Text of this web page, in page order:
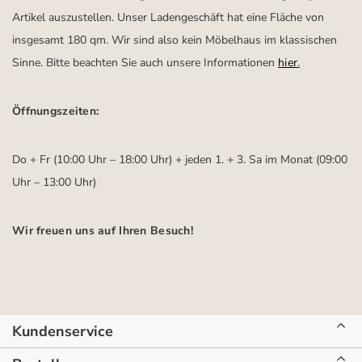
Artikel auszustellen. Unser Ladengeschäft hat eine Fläche von
insgesamt 180 qm. Wir sind also kein Möbelhaus im klassischen
Sinne. Bitte beachten Sie auch unsere Informationen hier.
Öffnungszeiten:
Do + Fr (10:00 Uhr – 18:00 Uhr) + jeden 1. + 3. Sa im Monat (09:00
Uhr – 13:00 Uhr)
Wir freuen uns auf Ihren Besuch!
Kundenservice